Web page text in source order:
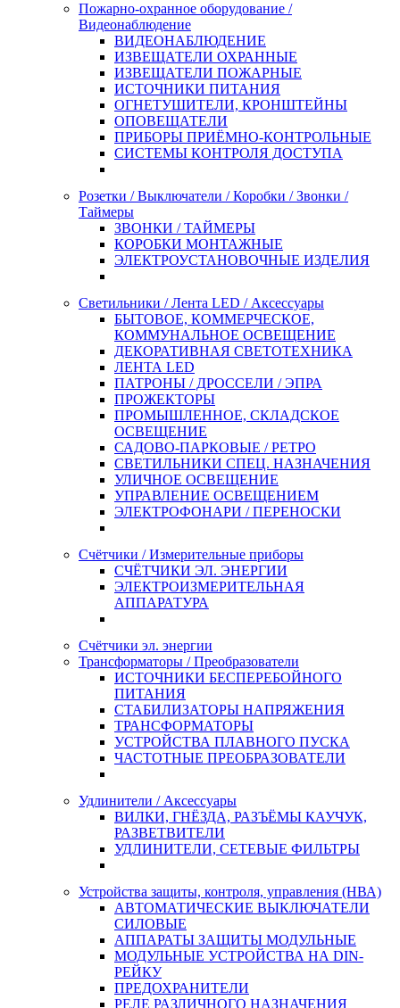
Пожарно-охранное оборудование /
Видеонаблюдение
ВИДЕОНАБЛЮДЕНИЕ
ИЗВЕЩАТЕЛИ ОХРАННЫЕ
ИЗВЕЩАТЕЛИ ПОЖАРНЫЕ
ИСТОЧНИКИ ПИТАНИЯ
ОГНЕТУШИТЕЛИ, КРОНШТЕЙНЫ
ОПОВЕЩАТЕЛИ
ПРИБОРЫ ПРИЁМНО-КОНТРОЛЬНЫЕ
СИСТЕМЫ КОНТРОЛЯ ДОСТУПА
Розетки / Выключатели / Коробки / Звонки /
Таймеры
ЗВОНКИ / ТАЙМЕРЫ
КОРОБКИ МОНТАЖНЫЕ
ЭЛЕКТРОУСТАНОВОЧНЫЕ ИЗДЕЛИЯ
Светильники / Лента LED / Аксессуары
БЫТОВОЕ, КОММЕРЧЕСКОЕ,
КОММУНАЛЬНОЕ ОСВЕЩЕНИЕ
ДЕКОРАТИВНАЯ СВЕТОТЕХНИКА
ЛЕНТА LED
ПАТРОНЫ / ДРОССЕЛИ / ЭПРА
ПРОЖЕКТОРЫ
ПРОМЫШЛЕННОЕ, СКЛАДСКОЕ
ОСВЕЩЕНИЕ
САДОВО-ПАРКОВЫЕ / РЕТРО
СВЕТИЛЬНИКИ СПЕЦ. НАЗНАЧЕНИЯ
УЛИЧНОЕ ОСВЕЩЕНИЕ
УПРАВЛЕНИЕ ОСВЕЩЕНИЕМ
ЭЛЕКТРОФОНАРИ / ПЕРЕНОСКИ
Счётчики / Измерительные приборы
СЧЁТЧИКИ ЭЛ. ЭНЕРГИИ
ЭЛЕКТРОИЗМЕРИТЕЛЬНАЯ
АППАРАТУРА
Счётчики эл. энергии
Трансформаторы / Преобразователи
ИСТОЧНИКИ БЕСПЕРЕБОЙНОГО
ПИТАНИЯ
СТАБИЛИЗАТОРЫ НАПРЯЖЕНИЯ
ТРАНСФОРМАТОРЫ
УСТРОЙСТВА ПЛАВНОГО ПУСКА
ЧАСТОТНЫЕ ПРЕОБРАЗОВАТЕЛИ
Удлинители / Аксессуары
ВИЛКИ, ГНЁЗДА, РАЗЪЁМЫ КАУЧУК,
РАЗВЕТВИТЕЛИ
УДЛИНИТЕЛИ, СЕТЕВЫЕ ФИЛЬТРЫ
Устройства защиты, контроля, управления (НВА)
АВТОМАТИЧЕСКИЕ ВЫКЛЮЧАТЕЛИ
СИЛОВЫЕ
АППАРАТЫ ЗАЩИТЫ МОДУЛЬНЫЕ
МОДУЛЬНЫЕ УСТРОЙСТВА НА DIN-
РЕЙКУ
ПРЕДОХРАНИТЕЛИ
РЕЛЕ РАЗЛИЧНОГО НАЗНАЧЕНИЯ